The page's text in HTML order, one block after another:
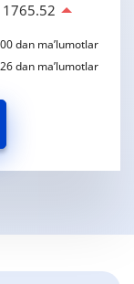
1765.52
dan ma’lumotlar
dan ma’lumotlar